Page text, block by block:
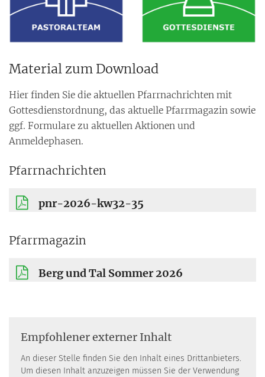
Material zum Download
Hier finden Sie die aktuellen Pfarrnachrichten mit
Gottesdienstordnung, das aktuelle Pfarrmagazin sowie
ggf. Formulare zu aktuellen Aktionen und
Anmeldephasen.
Pfarrnachrichten
pnr-2026-kw32-35
Pfarrmagazin
Berg und Tal Sommer 2026
Empfohlener externer Inhalt
An dieser Stelle finden Sie den Inhalt eines Drittanbieters.
Um diesen Inhalt anzuzeigen müssen Sie der Verwendung